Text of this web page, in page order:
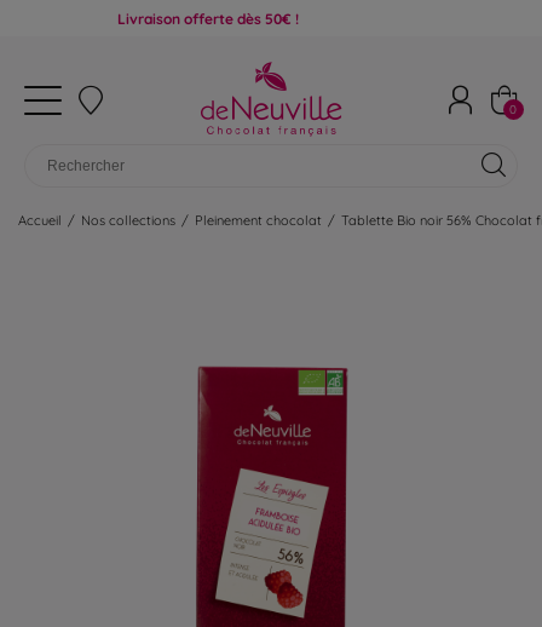
Livraison offerte dès 50€ !
0
Accueil / Nos collections / Pleinement chocolat / Tablette Bio noir 56% Chocolat